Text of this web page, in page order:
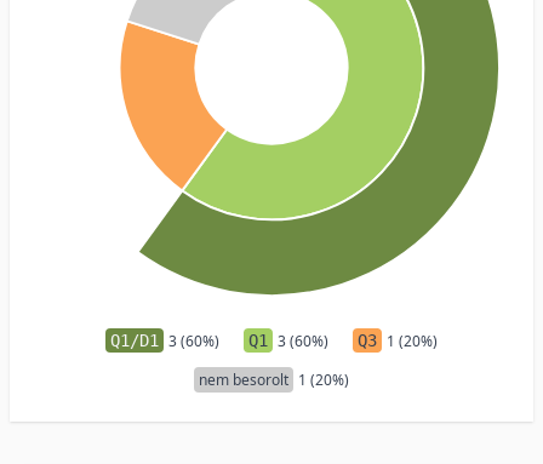
Q1/D1 3 (60%) Q1 3 (60%) Q3 1 (20%)
nem besorolt 1 (20%)